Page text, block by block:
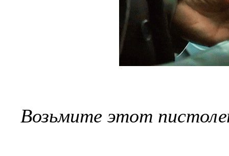
Возьмите этот